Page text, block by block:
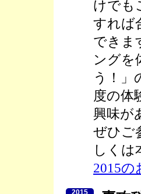
けでも
すれば
できま
ングを
う！」
度の体
興味が
ぜひご
しくは
2015の